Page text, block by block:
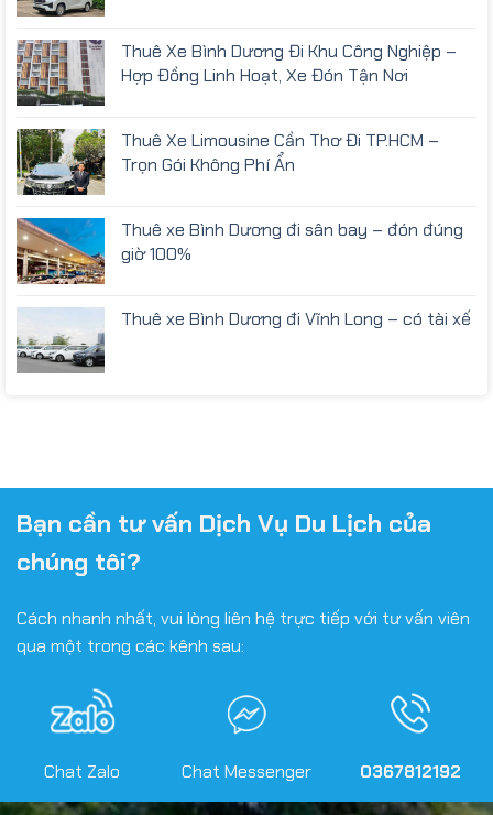
Thuê Xe Bình Dương Đi Khu Công Nghiệp –
Hợp Đồng Linh Hoạt, Xe Đón Tận Nơi
Thuê Xe Limousine Cần Thơ Đi TP.HCM –
Trọn Gói Không Phí Ẩn
Thuê xe Bình Dương đi sân bay – đón đúng
giờ 100%
Thuê xe Bình Dương đi Vĩnh Long – có tài xế
Bạn cần tư vấn Dịch Vụ Du Lịch của
chúng tôi?
Cách nhanh nhất, vui lòng liên hệ trực tiếp với tư vấn viên
qua một trong các kênh sau:
Chat Zalo Chat Messenger 0367812192